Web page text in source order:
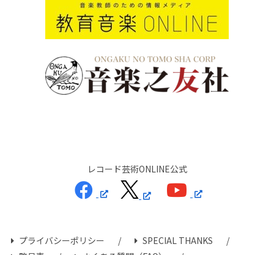
レコード芸術ONLINE公式
プライバシーポリシー
SPECIAL THANKS